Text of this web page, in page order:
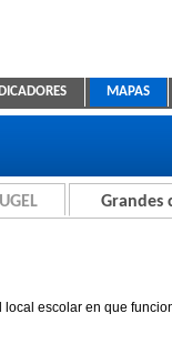
MAPAS
Grandes
escolar en que